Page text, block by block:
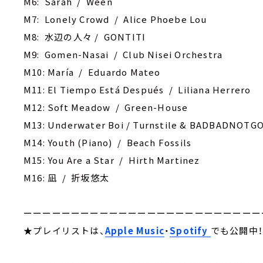
M7: Lonely Crowd / Alice Phoebe Lou
M8: 水辺の人々 / GONTITI
M9: Gomen-Nasai / Club Nisei Orchestra
M10: María / Eduardo Mateo
M11: El Tiempo Está Después / Liliana Herrero
M12: Soft Meadow / Green-House
M13: Underwater Boi / Turnstile &
M14: Youth (Piano) / Beach Fossils
M15: You Are a Star / Hirth Martinez
M16: 凪 / 折坂悠太
ーーーーーーーーーーーーーーーーーーーーーーーーー
★プレイリストは、 Apple Music・Spotify でも公開中！